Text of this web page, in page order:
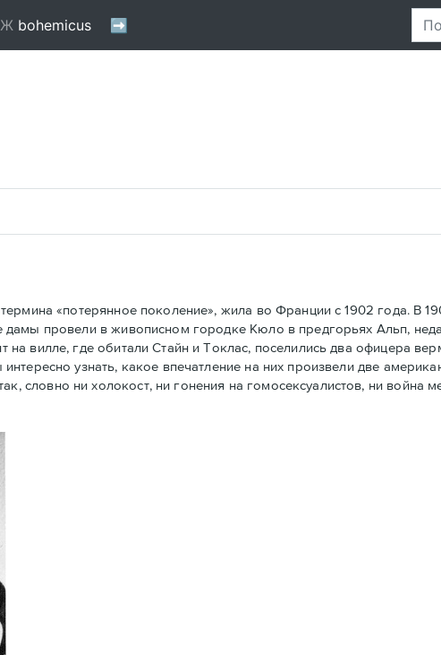
«потерянное поколение», жила во Франции с 1902 года. В
провели в живописном городке Кюло в предгорьях Альп,
вилле, где обитали Стайн и Токлас, поселились два офицера
узнать, какое впечатление на них произвели две
словно ни холокост, ни гонения на гомосексуалистов, ни война